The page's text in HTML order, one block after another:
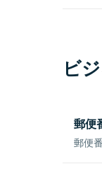
ビ
郵便
郵便